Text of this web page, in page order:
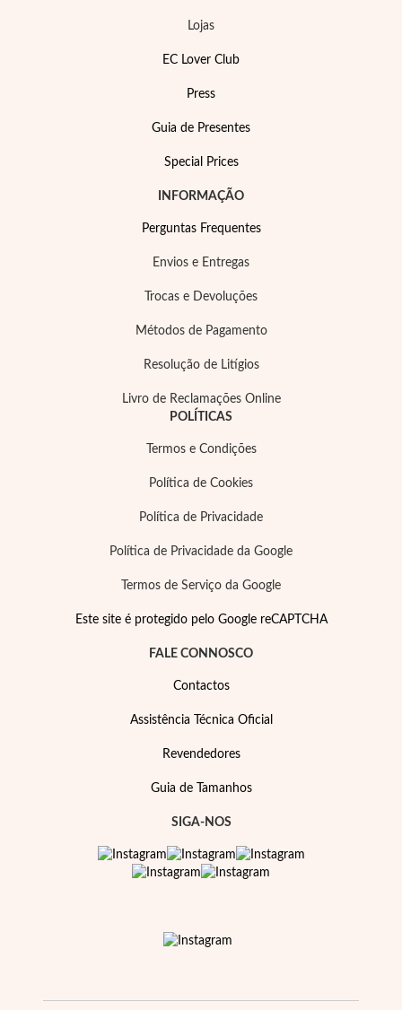
Wedding Season
EC Lover
Lojas
EC Lover Club
Press
Guia de Presentes
Special Prices
INFORMAÇÃO
Perguntas Frequentes
Envios e Entregas
Trocas e Devoluções
Métodos de Pagamento
Resolução de Litígios
Livro de Reclamações Online
POLÍTICAS
Termos e Condições
Política de Cookies
Política de Privacidade
Política de Privacidade da Google
Termos de Serviço da Google
Este site é protegido pelo Google reCAPTCHA
FALE CONNOSCO
Contactos
Assistência Técnica Oficial
Revendedores
Guia de Tamanhos
SIGA-NOS